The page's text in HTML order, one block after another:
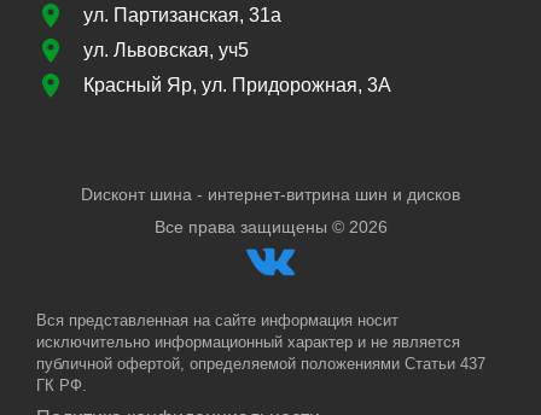
ул. Партизанская, 31а
ул. Львовская, уч5
Красный Яр, ул. Придорожная, 3А
Dисконт шина - интернет-витрина шин и дисков
Все права защищены © 2026
Вся представленная на сайте информация носит
исключительно информационный характер и не является
публичной офертой, определяемой положениями Статьи 437
ГК РФ.